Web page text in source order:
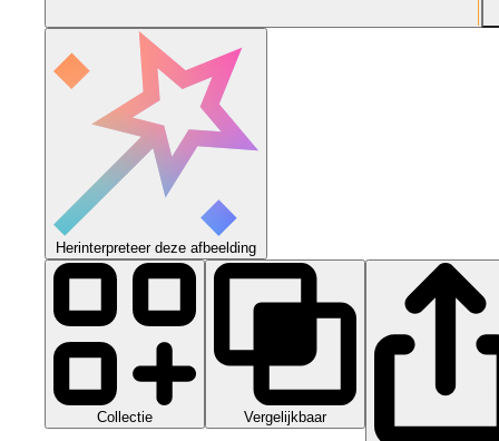
Herinterpreteer deze afbeelding
Collectie Vergelijkbaar